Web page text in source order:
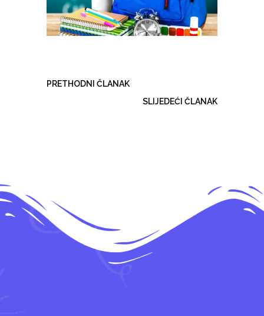
PRETHODNI ČLANAK
SLIJEDEĆI ČLANAK